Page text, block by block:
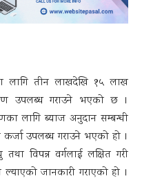
लागि तीन लाखदेखि १५ लाख
उपलब्ध गराउने भएको छ ।
लागि ब्याज अनुदान सम्बन्धी
उपलब्ध गराउने भएको हो ।
विपन्न वर्गलाई लक्षित गरी
जानकारी गराएको हो ।